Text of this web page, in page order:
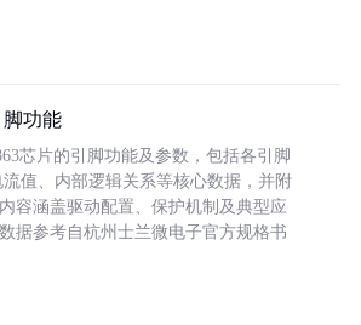
脚功能
芯片的引脚功能及参数，包括各引脚
值、内部逻辑关系等核心数据，并附
容涵盖驱动配置、保护机制及典型应
据参考自杭州士兰微电子官方规格书